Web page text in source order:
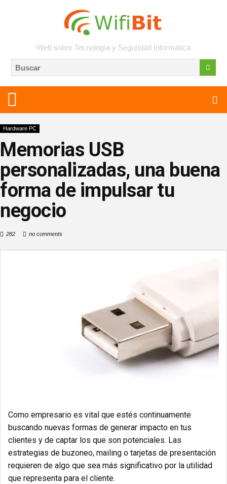
Web sobre Tecnología y Seguridad Informática
Hardware PC
Memorias USB
personalizadas, una buena
forma de impulsar tu
negocio
282 no comments
Como empresario es vital que estés continuamente
buscando nuevas formas de generar impacto en tus
clientes y de captar los que son potenciales. Las
estrategias de buzoneo, mailing o tarjetas de presentación
requieren de algo que sea más significativo por la utilidad
que representa para el cliente.